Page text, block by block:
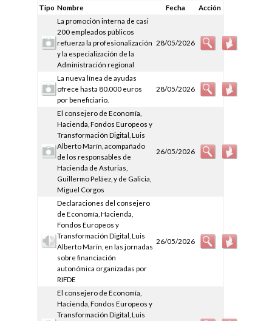
Tipo Nombre Fecha
Acción
La promoción interna de casi
200 empleados públicos
refuerza la profesionalización
y la especialización de la
Administración regional
28/05/2026
La nueva línea de ayudas
ofrece hasta 80.000 euros
por beneficiario.
28/05/2026
El consejero de Economía,
Hacienda, Fondos Europeos y
Transformación Digital, Luis
Alberto Marín, acompañado
de los responsables de
Hacienda de Asturias,
Guillermo Peláez, y de Galicia,
Miguel Corgos
26/05/2026
Declaraciones del consejero
de Economía, Hacienda,
Fondos Europeos y
Transformación Digital, Luis
Alberto Marín, en las jornadas
sobre financiación
autonómica organizadas por
RIFDE
26/05/2026
El consejero de Economía,
Hacienda, Fondos Europeos y
Transformación Digital, Luis